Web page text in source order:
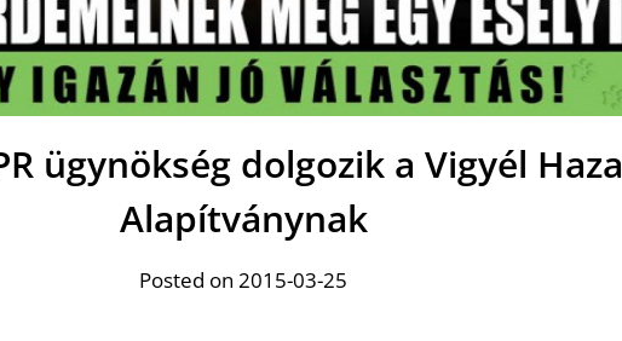
ügynökség dolgozik a Vigyél Haza
Alapítványnak
Posted on 2015-03-25